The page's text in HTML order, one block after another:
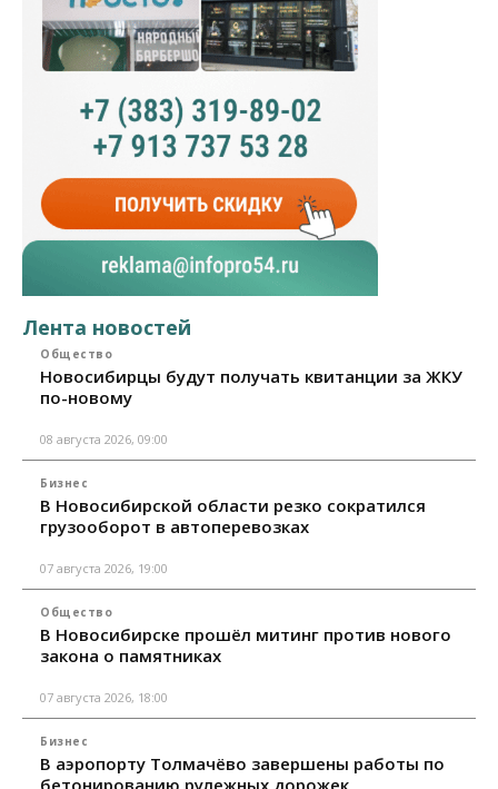
Лента новостей
Общество
Новосибирцы будут получать квитанции за ЖКУ
по-новому
08 августа 2026, 09:00
Бизнес
В Новосибирской области резко сократился
грузооборот в автоперевозках
07 августа 2026, 19:00
Общество
В Новосибирске прошёл митинг против нового
закона о памятниках
07 августа 2026, 18:00
Бизнес
В аэропорту Толмачёво завершены работы по